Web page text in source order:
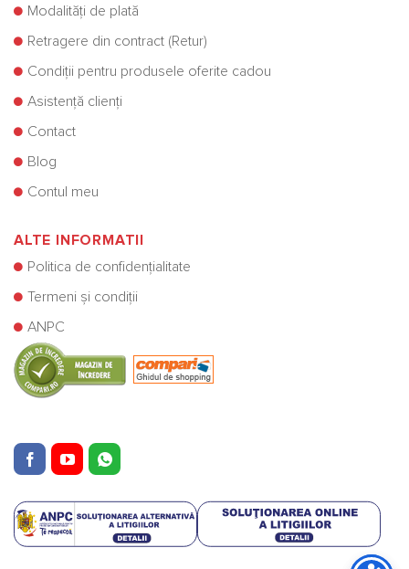
Modalități de plată
Retragere din contract (Retur)
Condiții pentru produsele oferite cadou
Asistență clienți
Contact
Blog
Contul meu
ALTE INFORMATII
Politica de confidențialitate
Termeni și condiții
ANPC